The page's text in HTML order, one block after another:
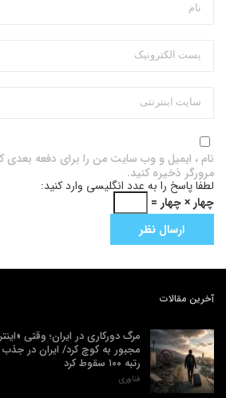
نام ، ایمیل و وب سایت من را برای دفعه
مرورگر ذخیره کنید.
لطفا پاسخ را به عدد انگلیسی وارد کنید:
چهار × چهار =
آخرین مقالات
مرگ دورکاری در ایران؛ وقتی
مجبور به کوچ کرد/ ایران در
رتبه ۱۰۰ سقوط کرد
فناوری